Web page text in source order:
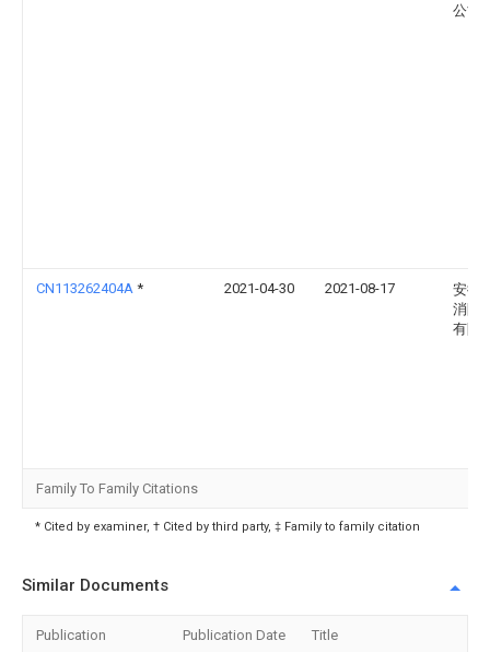
公司
CN113262404A * 2021-04-30 2021-08-17
安徽
消防
有限
Family To Family Citations
* Cited by examiner, † Cited by third party, ‡ Family to family citation
Similar Documents
Publication Publication Date Title